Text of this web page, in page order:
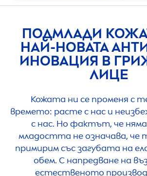
ПОДМЛАДИ
НАЙ-НОВАТА
ИНОВАЦИЯ В
ЛИЦЕ
Кожата ни се променя с
времето: расте с нас и
с нас. Но фактът, че
младостта не означава, че
примирим със загубата на
обем. С напредване на
естественото